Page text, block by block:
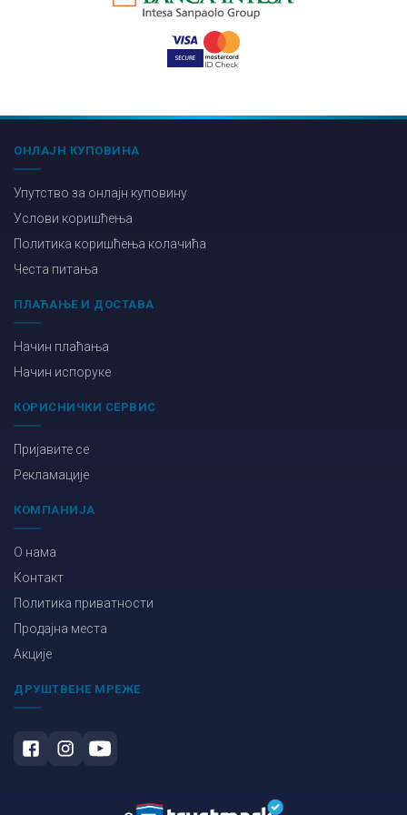
ОНЛАЈН КУПОВИНА
Упутство за онлајн куповину
Услови коришћења
Политика коришћења колачића
Честа питања
ПЛАЋАЊЕ И ДОСТАВА
Начин плаћања
Начин испоруке
КОРИСНИЧКИ СЕРВИС
Пријавите се
Рекламације
КОМПАНИЈА
О нама
Контакт
Политика приватности
Продајна места
Акције
ДРУШТВЕНЕ МРЕЖЕ